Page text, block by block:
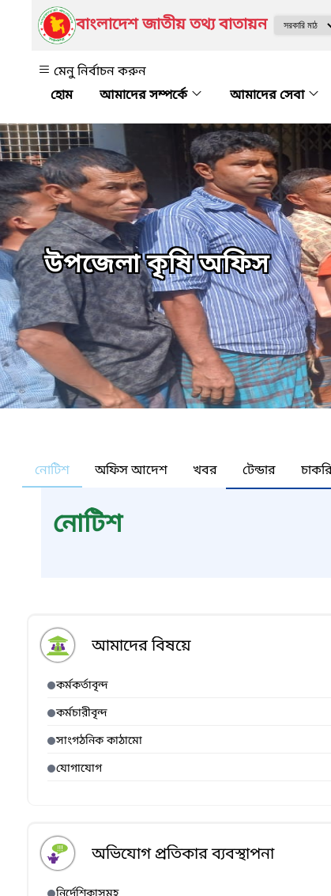
বাংলাদেশ জাতীয় তথ্য বাতায়ন
মেনু নির্বাচন করুন
আমাদের সম্পর্কে
আমাদের সেবা
উপজেলা কৃষি অফিস
নোটিশ অফিস আদেশ খবর টেন্ডার
নোটিশ
আমাদের বিষয়ে
কর্মকর্তাবৃন্দ
কর্মচারীবৃন্দ
সাংগঠনিক কাঠামো
যোগাযোগ
অভিযোগ প্রতিকার ব্যবস্থাপনা